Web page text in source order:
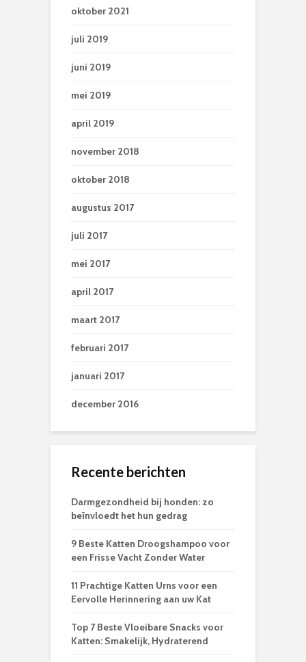
oktober 2021
juli 2019
juni 2019
mei 2019
april 2019
november 2018
oktober 2018
augustus 2017
juli 2017
mei 2017
april 2017
maart 2017
februari 2017
januari 2017
december 2016
Recente berichten
Darmgezondheid bij honden: zo
beïnvloedt het hun gedrag
9 Beste Katten Droogshampoo voor
een Frisse Vacht Zonder Water
11 Prachtige Katten Urns voor een
Eervolle Herinnering aan uw Kat
Top 7 Beste Vloeibare Snacks voor
Katten: Smakelijk, Hydraterend